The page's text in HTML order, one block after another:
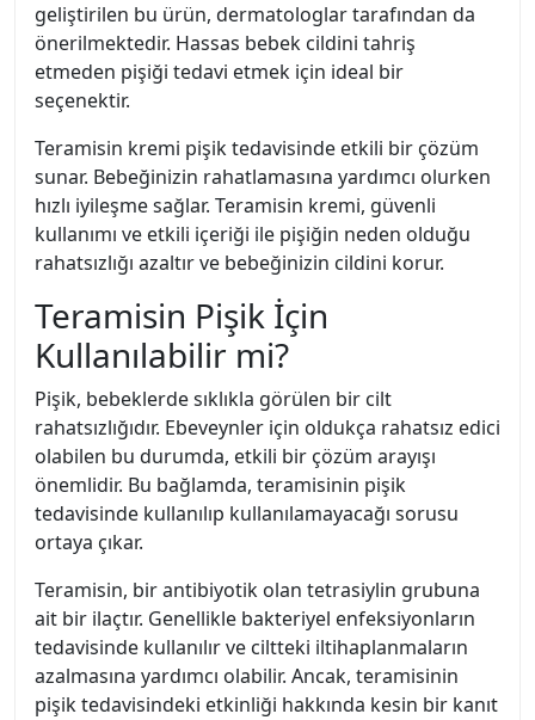
geliştirilen bu ürün, dermatologlar tarafından da
önerilmektedir. Hassas bebek cildini tahriş
etmeden pişiği tedavi etmek için ideal bir
seçenektir.
Teramisin kremi pişik tedavisinde etkili bir çözüm
sunar. Bebeğinizin rahatlamasına yardımcı olurken
hızlı iyileşme sağlar. Teramisin kremi, güvenli
kullanımı ve etkili içeriği ile pişiğin neden olduğu
rahatsızlığı azaltır ve bebeğinizin cildini korur.
Teramisin Pişik İçin
Kullanılabilir mi?
Pişik, bebeklerde sıklıkla görülen bir cilt
rahatsızlığıdır. Ebeveynler için oldukça rahatsız edici
olabilen bu durumda, etkili bir çözüm arayışı
önemlidir. Bu bağlamda, teramisinin pişik
tedavisinde kullanılıp kullanılamayacağı sorusu
ortaya çıkar.
Teramisin, bir antibiyotik olan tetrasiylin grubuna
ait bir ilaçtır. Genellikle bakteriyel enfeksiyonların
tedavisinde kullanılır ve ciltteki iltihaplanmaların
azalmasına yardımcı olabilir. Ancak, teramisinin
pişik tedavisindeki etkinliği hakkında kesin bir kanıt